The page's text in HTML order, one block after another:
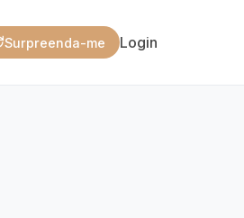
Surpreenda-me Login